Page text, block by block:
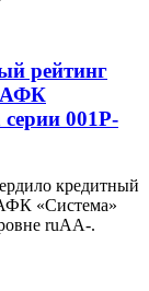
рейтинг
АФК
001P-
кредитный
«Система»
ruAA-.